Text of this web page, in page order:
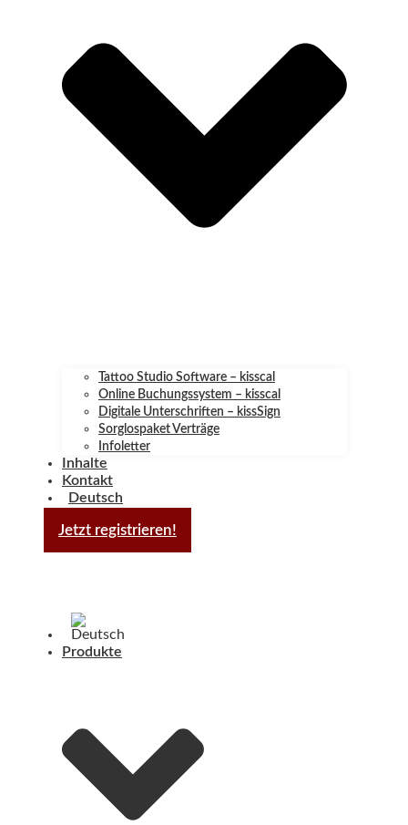
Tattoo Studio Software – kisscal
Online Buchungssystem – kisscal
Digitale Unterschriften – kissSign
Sorglospaket Verträge
Infoletter
Inhalte
Kontakt
Deutsch
Jetzt registrieren!
Produkte